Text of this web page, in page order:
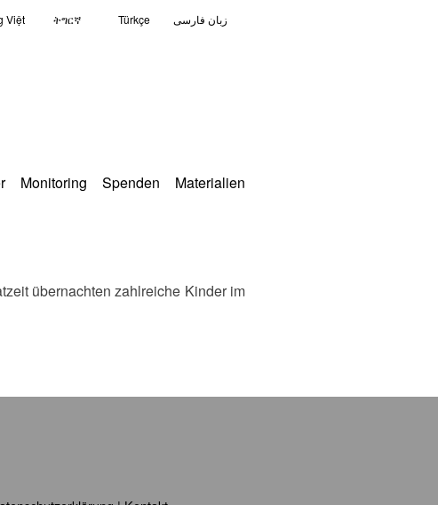
Việt ትግርኛ Türkçe زبان فارسی
Monitoring Spenden Materialien